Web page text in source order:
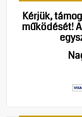
Kérjük,
működését!